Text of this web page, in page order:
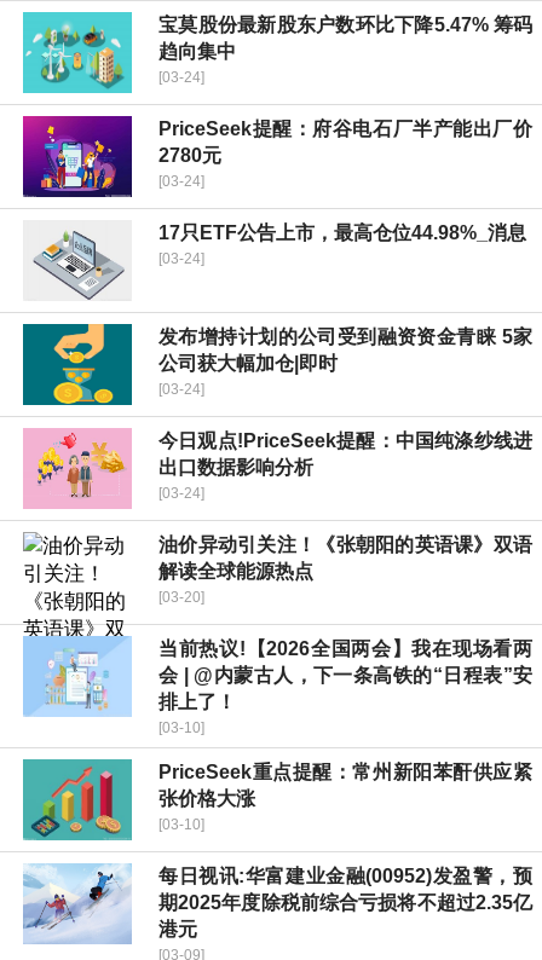
宝莫股份最新股东户数环比下降5.47% 筹码
趋向集中
[03-24]
PriceSeek提醒：府谷电石厂半产能出厂价
2780元
[03-24]
17只ETF公告上市，最高仓位44.98%_消息
[03-24]
发布增持计划的公司受到融资资金青睐 5家
公司获大幅加仓|即时
[03-24]
今日观点!PriceSeek提醒：中国纯涤纱线进
出口数据影响分析
[03-24]
油价异动引关注！《张朝阳的英语课》双语
解读全球能源热点
[03-20]
当前热议!【2026全国两会】我在现场看两
会 | @内蒙古人，下一条高铁的“日程表”安
排上了！
[03-10]
PriceSeek重点提醒：常州新阳苯酐供应紧
张价格大涨
[03-10]
每日视讯:华富建业金融(00952)发盈警，预
期2025年度除税前综合亏损将不超过2.35亿
港元
[03-09]